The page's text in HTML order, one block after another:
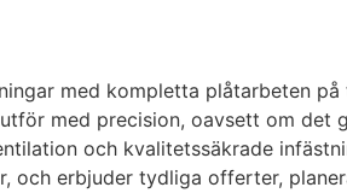
med kompletta plåtarbeten
med precision, oavsett om det
och kvalitetssäkrade
och erbjuder tydliga offerter,